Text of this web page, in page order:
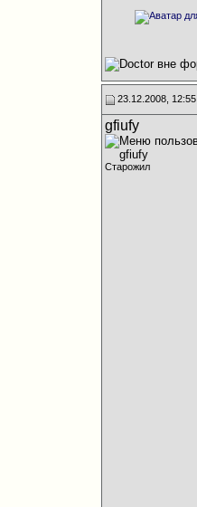
23.12.2008, 12:55
gfiufy
Старожил